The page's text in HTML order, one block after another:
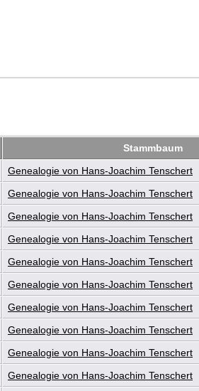
Stammbaum
Genealogie von Hans-Joachim Tenschert
Genealogie von Hans-Joachim Tenschert
Genealogie von Hans-Joachim Tenschert
Genealogie von Hans-Joachim Tenschert
Genealogie von Hans-Joachim Tenschert
Genealogie von Hans-Joachim Tenschert
Genealogie von Hans-Joachim Tenschert
Genealogie von Hans-Joachim Tenschert
Genealogie von Hans-Joachim Tenschert
Genealogie von Hans-Joachim Tenschert